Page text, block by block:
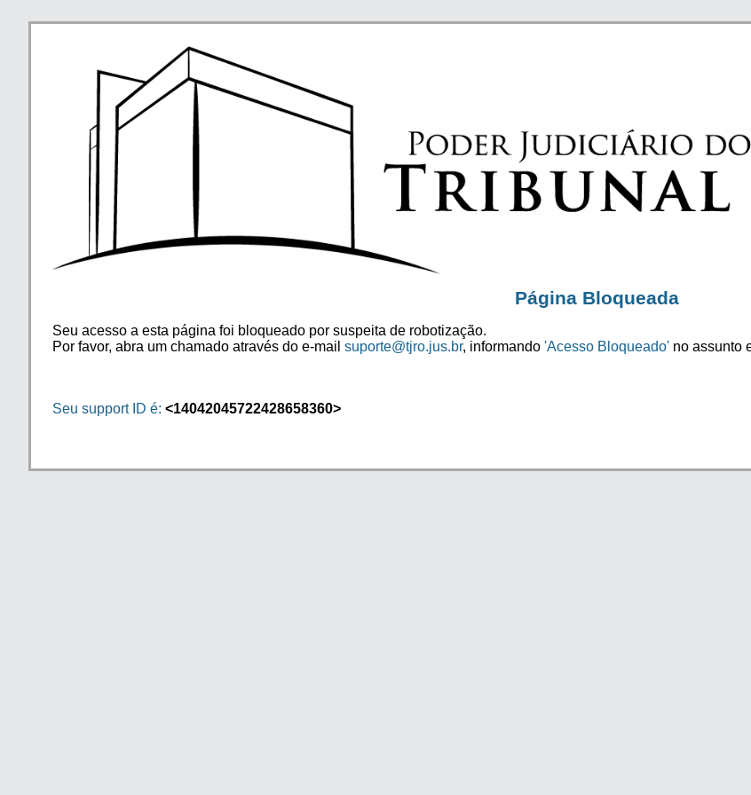
Página Bloqueada
Seu acesso a esta página foi bloqueado por suspeita de robotização.
Por favor, abra um chamado através do e-mail suporte@tjro.jus.br, informando 'Acesso Bloqueado' no assunto
Seu support ID é: <14042045722428658360>